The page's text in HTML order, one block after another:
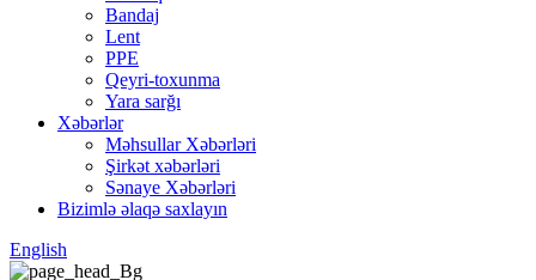
Bandaj
Lent
PPE
Qeyri-toxunma
Yara sarğı
Xəbərlər
Məhsullar Xəbərləri
Şirkət xəbərləri
Sənaye Xəbərləri
Bizimlə əlaqə saxlayın
English